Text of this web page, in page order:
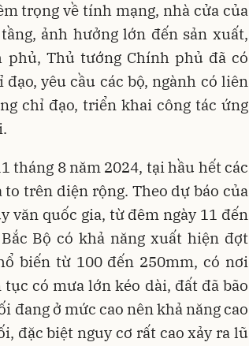
trọng về tính mạng, nhà cửa của
ảnh hưởng lớn đến sản xuất,
phủ, Thủ tướng Chính phủ đã có
yêu cầu các bộ, ngành có liên
chỉ đạo, triển khai công tác ứng
tháng 8 năm 2024, tại hầu hết các
trên diện rộng. Theo dự báo của
văn quốc gia, từ đêm ngày 11 đến
Bộ có khả năng xuất hiện đợt
biến từ 100 đến 250mm, có nơi
có mưa lớn kéo dài, đất đã bão
đang ở mức cao nên khả năng cao
đặc biệt nguy cơ rất cao xảy ra lũ